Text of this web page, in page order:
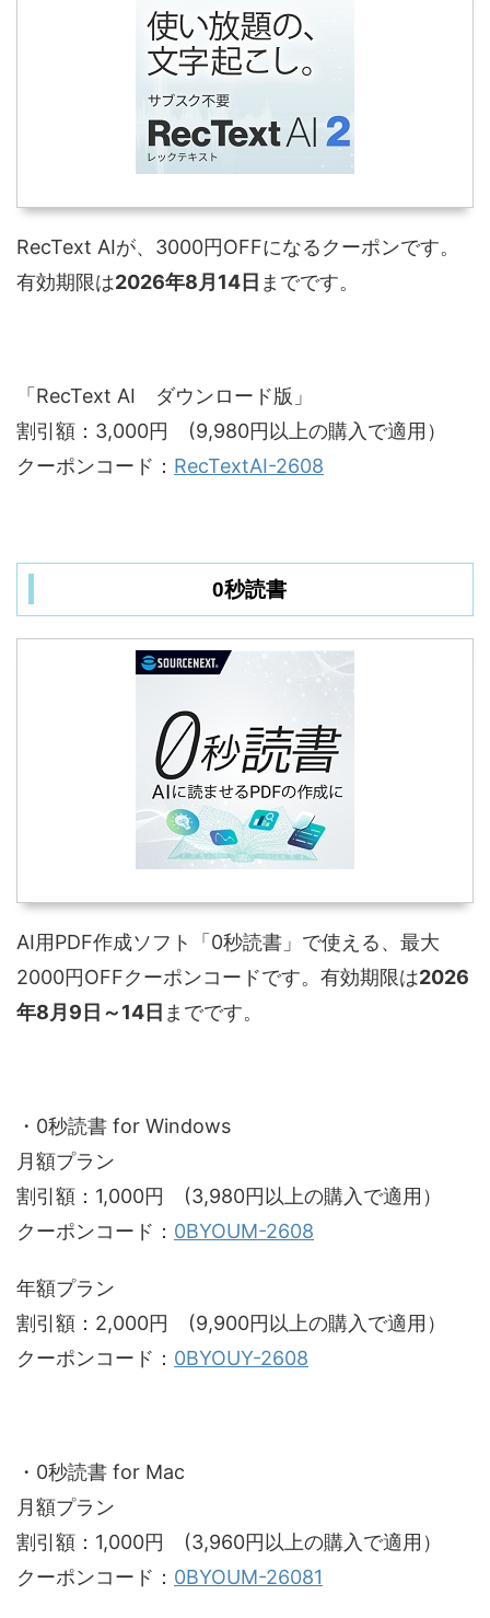
RecText AIが、3000円OFFになるクーポンです。
有効期限は2026年8月14日 までです。
「RecText AI ダウンロード版」
割引額：3,000円 (9,980円以上の購入で適用）
クーポンコード： RecTextAI-2608
0秒読書
AI用PDF作成ソフト「0秒読書」で使える、最大
2000円OFFクーポンコードです。有効期限は2026
年8月9日～14日 までです。
・0秒読書 for Windows
月額プラン
割引額：1,000円 (3,980円以上の購入で適用）
クーポンコード： 0BYOUM-2608
年額プラン
割引額：2,000円 (9,900円以上の購入で適用）
クーポンコード： 0BYOUY-2608
・0秒読書 for Mac
月額プラン
割引額：1,000円 (3,960円以上の購入で適用）
クーポンコード： 0BYOUM-26081